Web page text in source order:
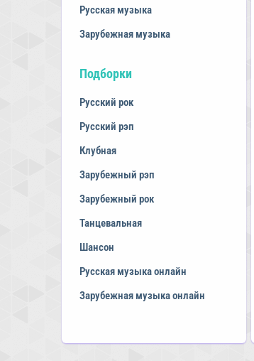
Русская музыка
Зарубежная музыка
Подборки
Русский рок
Русский рэп
Клубная
Зарубежный рэп
Зарубежный рок
Танцевальная
Шансон
Русская музыка онлайн
Зарубежная музыка онлайн